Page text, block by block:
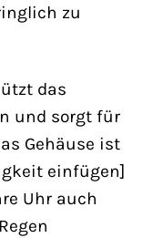
zu
das
und sorgt für
Gehäuse ist
einfügen]
Uhr auch